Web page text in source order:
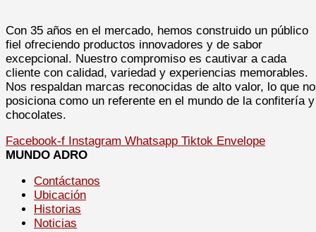
Con 35 años en el mercado, hemos construido un público
fiel ofreciendo productos innovadores y de sabor
excepcional. Nuestro compromiso es cautivar a cada
cliente con calidad, variedad y experiencias memorables.
Nos respaldan marcas reconocidas de alto valor, lo que
posiciona como un referente en el mundo de la confitería y
chocolates.
Facebook-f Instagram Whatsapp Tiktok Envelope
MUNDO ADRO
Contáctanos
Ubicación
Historias
Noticias